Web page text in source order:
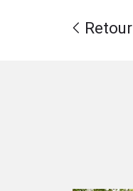
Retour